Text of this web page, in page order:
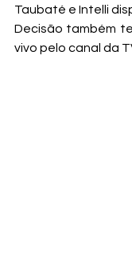
Taubaté e Intelli
Decisão também
vivo pelo canal da